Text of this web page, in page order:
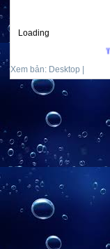
Loading
Xem bản: Desktop |